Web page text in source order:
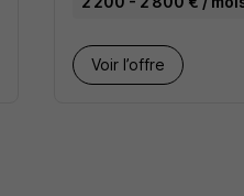
Voir l’offre